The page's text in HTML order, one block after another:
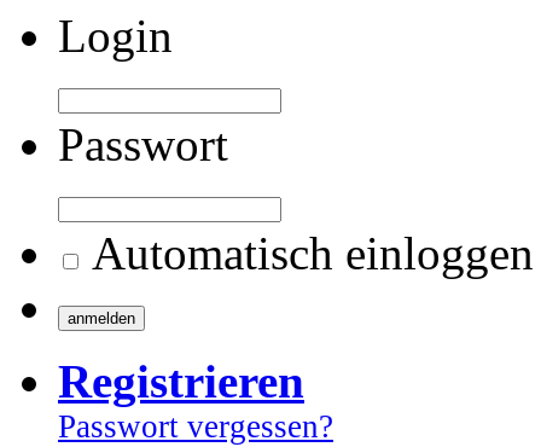
Login
Passwort
Automatisch einloggen
Registrieren
Passwort vergessen?